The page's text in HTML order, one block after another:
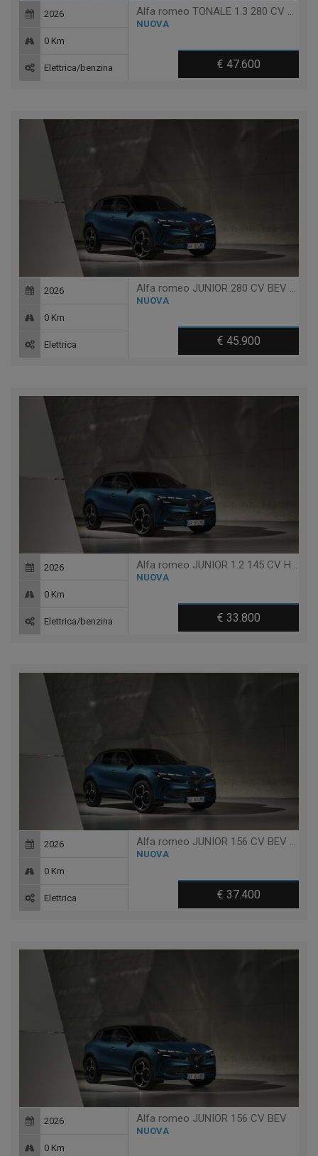
Alfa romeo TONALE 1.3 280 CV PHEV AT6 Q4 SPRINT
NUOVA
€ 47.600
2026
0 Km
Elettrica/benzina
Alfa romeo JUNIOR 280 CV BEV VELOCE
NUOVA
€ 45.900
2026
0 Km
Elettrica
Alfa romeo JUNIOR 1.2 145 CV HYBRID EDCT6 Q4
NUOVA
€ 33.800
2026
0 Km
Elettrica/benzina
Alfa romeo JUNIOR 156 CV BEV SPECIALE
NUOVA
€ 37.400
2026
0 Km
Elettrica
Alfa romeo JUNIOR 156 CV BEV
NUOVA
2026
0 Km